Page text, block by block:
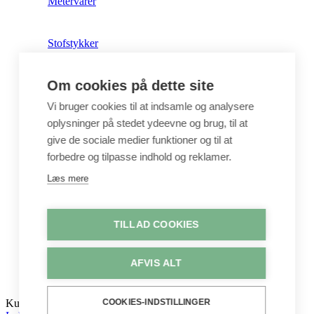
Stofstykker
Puder
Unika
Hobby
Kurv
Om cookies på dette site
Vi bruger cookies til at indsamle og analysere
oplysninger på stedet ydeevne og brug, til at
give de sociale medier funktioner og til at
forbedre og tilpasse indhold og reklamer.
Læs mere
TILLAD COOKIES
AFVIS ALT
COOKIES-INDSTILLINGER